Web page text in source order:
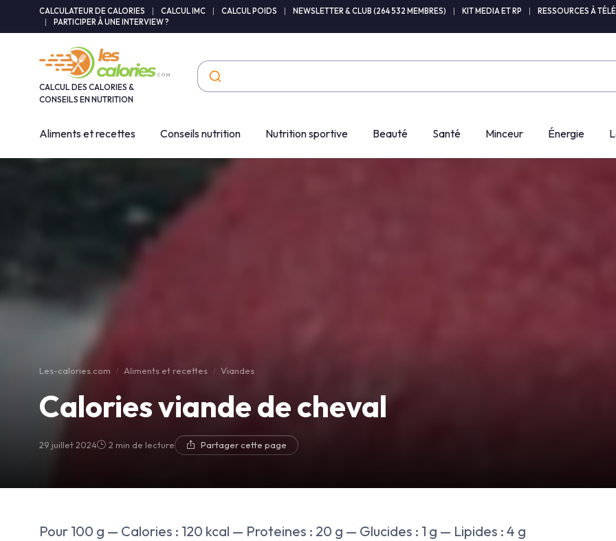
CALCULATEUR DE CALORIES CALCUL IMC CALCUL POIDS NEWSLETTER & CLUB (264 532 MEMBRES) KIT MEDIA ET RP
RESSOURCES À
PARTICIPER À UNE INTERVIEW ?
CALCUL DES CALORIES &
CONSEILS EN NUTRITION
Aliments et recettes Conseils nutrition Nutrition sportive Beauté Santé Minceur Énergie
Les-calories.com Aliments et recettes Viandes
Calories viande de cheval
29 juillet 2024 2 min de lecture Partager cette page
Pour 100 g — Calories : 120 kcal — Proteines : 20 g — Glucides : 1 g — Lipides : 4 g
Panneau de gestion des cookies